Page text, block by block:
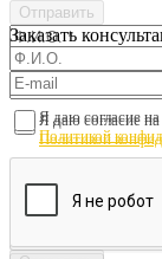
Заказать
Я даю согласие
Политикой
Я даю согласие
Политикой